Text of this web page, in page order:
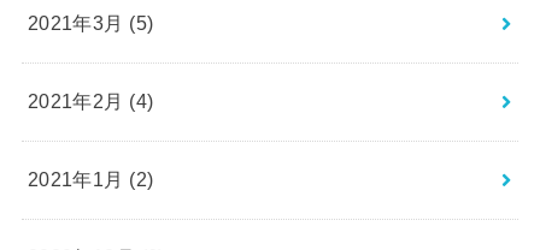
2021年3月 (5)
2021年2月 (4)
2021年1月 (2)